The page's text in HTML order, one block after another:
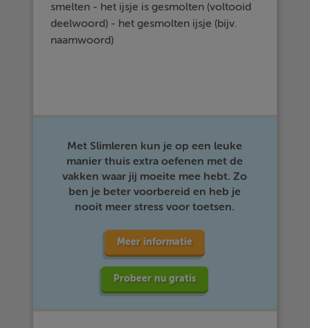
smelten - het ijsje is gesmolten (voltooid
deelwoord) - het gesmolten ijsje (bijv.
naamwoord)
Met Slimleren kun je op een leuke
manier thuis extra oefenen met de
vakken waar jij moeite mee hebt. Zo
ben je beter voorbereid en heb je
nooit meer stress voor toetsen.
Meer informatie
Probeer nu gratis